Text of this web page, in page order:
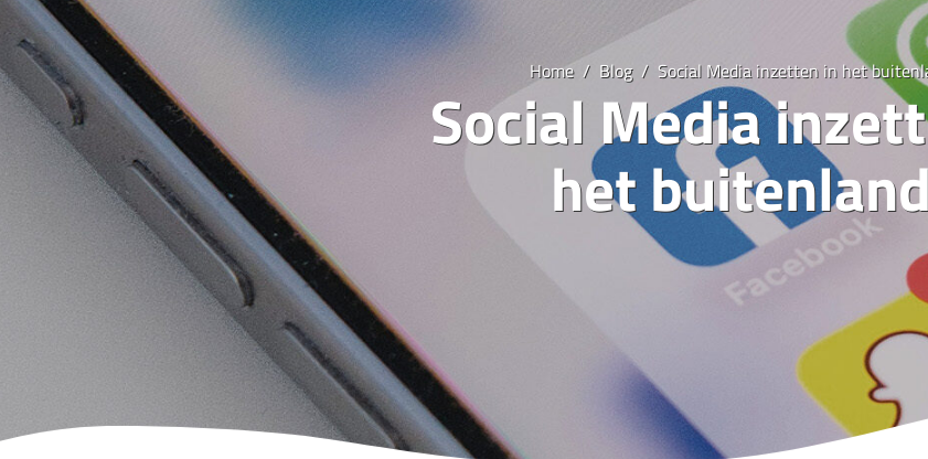
Home Blog Social Media inzetten in het
Social Media
het buitenland